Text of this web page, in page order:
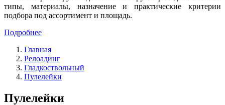
типы, материалы, назначение и практические критерии
подбора под ассортимент и площадь.
Подробнее
Главная
Релоадинг
Гладкоствольный
Пулелейки
Пулелейки